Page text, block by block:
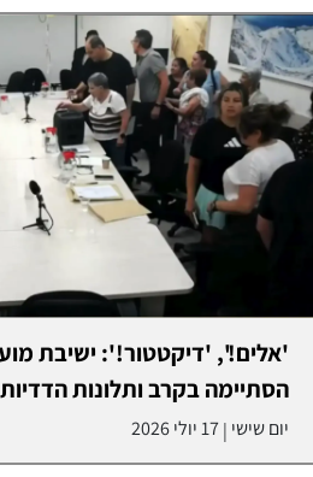
'אלים!', 'דיקטטור!': ישיבת
הסתיימה בקרב ותלונות
יום שישי |17 יולי 2026